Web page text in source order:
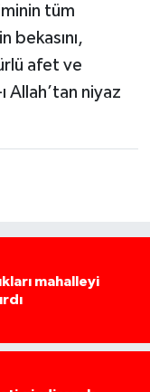
tüm
bekasını,
afet ve
Allah’tan niyaz
mahalleyi